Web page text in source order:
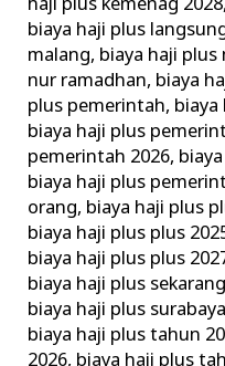
haji plus kemenag 2028,
biaya haji plus
malang, biaya haji
nur ramadhan, biaya
plus pemerintah, biaya
biaya haji plus
pemerintah 2026,
biaya haji plus
orang, biaya haji plus
biaya haji plus plus
biaya haji plus plus
biaya haji plus
biaya haji plus
biaya haji plus tahun